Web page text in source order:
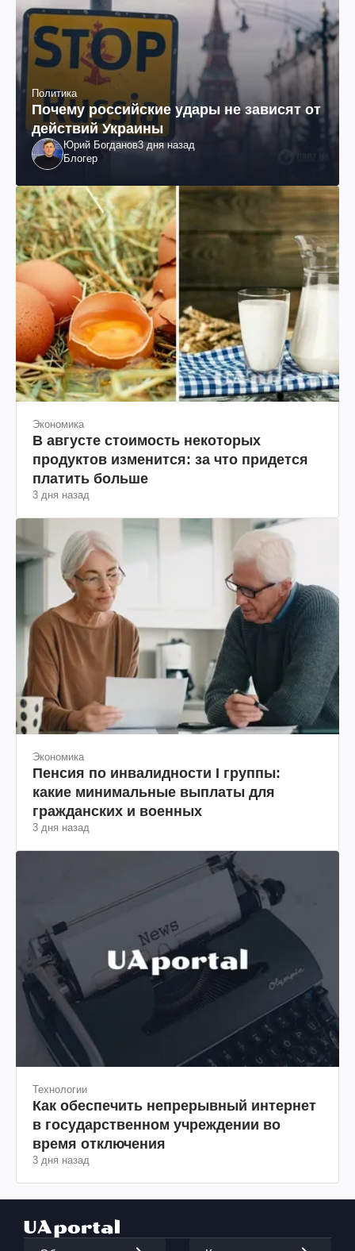
Политика
Почему российские удары не зависят от
действий Украины
Юрий Богданов3 дня назад
Блогер
Экономика
В августе стоимость некоторых
продуктов изменится: за что придется
платить больше
3 дня назад
Экономика
Пенсия по инвалидности I группы:
какие минимальные выплаты для
гражданских и военных
3 дня назад
Технологии
Как обеспечить непрерывный интернет
в государственном учреждении во
время отключения
3 дня назад